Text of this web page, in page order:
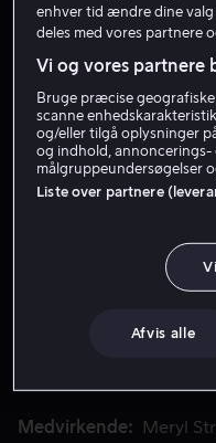
7.5 Drama 1982
HD
En polsk holocaust-
En polsk holocaust-
sydstatsforfatter,
Medvirkende Meryl
enhver tid ændre dine valg
deles med vores partnere
Vi og vores partnere
Bruge præcise
scanne
og/eller tilgå oplysninger
og indhold, annoncerings-
målgruppeundersøgelser
Liste over partnere
Afvis alle